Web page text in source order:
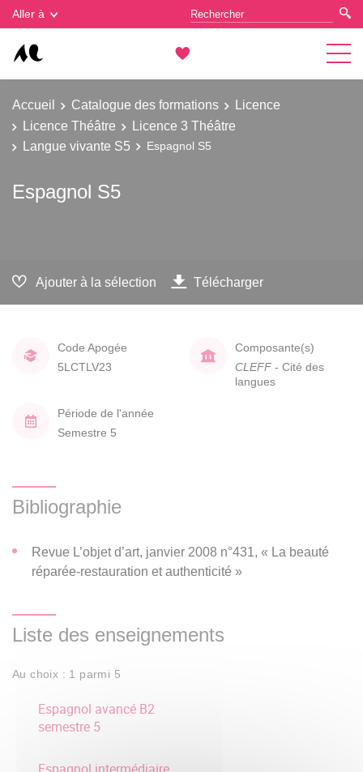
Aller à
Accueil Catalogue des formations
Licence
Licence Théâtre
Licence 3 Théâtre
Langue vivante S5
Espagnol S5
Espagnol S5
Ajouter à la sélection Télécharger
Code Apogée
5LCTLV23
Composante(s)
CLEFF - Cité des
langues
Période de l'année
Semestre 5
Bibliographie
Revue L’objet d’art, janvier 2008 n°431, « La beauté
réparée-restauration et authenticité »
Liste des enseignements
Au choix : 1 parmi 5
Espagnol avancé B2
semestre 5
Gestion des cookies